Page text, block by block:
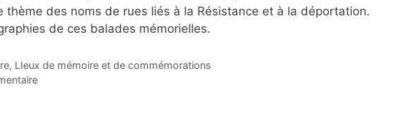
thème des noms de rues liés à la Résistance et à la déportation.
de ces balades mémorielles.
, LIeux de mémoire et de commémorations